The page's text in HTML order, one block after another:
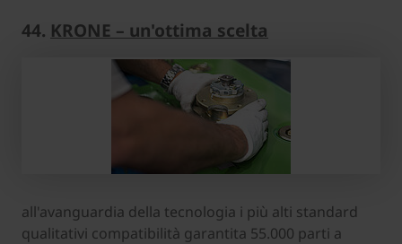
44. KRONE – un'ottima scelta
all'avanguardia della tecnologia i più alti standard
qualitativi compatibilità garantita 55.000 parti a